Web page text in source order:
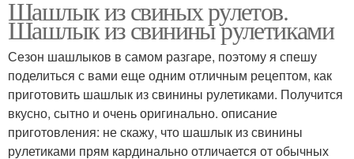
Шашлык из свиных рулетов.
Шашлык из свинины рулетиками
Сезон шашлыков в самом разгаре, поэтому я спешу
поделиться с вами еще одним отличным рецептом, как
приготовить шашлык из свинины рулетиками. Получится
вкусно, сытно и очень оригинально. описание
приготовления: не скажу, что шашлык из свинины
рулетиками прям кардинально отличается от обычных